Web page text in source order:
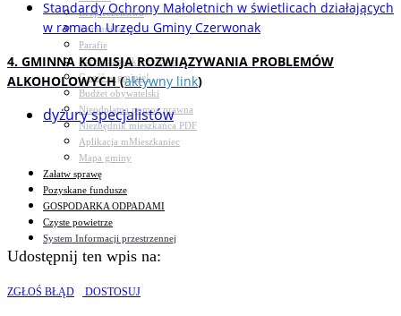
Bezpieczeństwo
Komunikacja
Parafie
Zarządzanie kryzysowe
C.ześć w gminie!
Budżet obywatelski
Nieodpłatna pomoc prawna
Niezbędnik mieszkańca PDF
Aplikacja mMieszkaniec
Mapa gminy
Załatw sprawę
Pozyskane fundusze
GOSPODARKA ODPADAMI
Czyste powietrze
System Informacji przestrzennej
Standardy Ochrony Małoletnich w świetlicach działających
w ramach Urzędu Gminy Czerwonak
4. GMINNA KOMISJA ROZWIĄZYWANIA PROBLEMÓW
ALKOHOLOWYCH (aktywny link)
dyżury specjalistów
Udostępnij ten wpis na:
ZGŁOŚ BŁĄD DOSTOSUJ